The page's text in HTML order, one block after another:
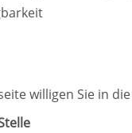
willigen Sie in